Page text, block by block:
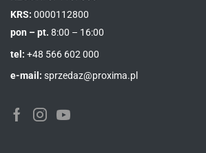
KRS: 0000112800
pon – pt. 8:00 – 16:00
tel: +48 566 602 000
e-mail: sprzedaz@proxima.pl
FacebookInstagramYoutube